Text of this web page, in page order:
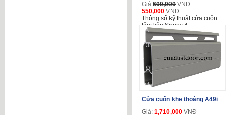
Giá:600,000 VNĐ
550,000 VNĐ
Thông số kỹ thuật cửa cuốn
tấm liền Series 4
Cửa cuốn khe thoáng A49i
Giá: 1,710,000 VNĐ